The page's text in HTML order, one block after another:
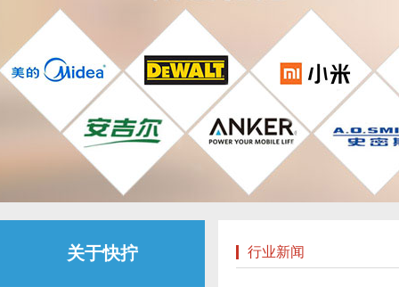
关于快拧 行业新闻